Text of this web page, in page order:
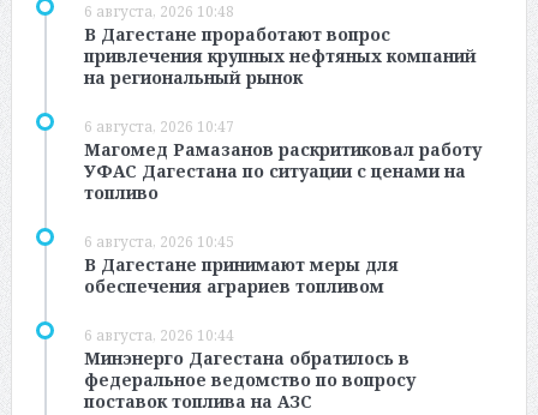
6 августа, 2026 10:48
В Дагестане проработают вопрос
привлечения крупных нефтяных компаний
на региональный рынок
6 августа, 2026 10:47
Магомед Рамазанов раскритиковал работу
УФАС Дагестана по ситуации с ценами на
топливо
6 августа, 2026 10:45
В Дагестане принимают меры для
обеспечения аграриев топливом
6 августа, 2026 10:44
Минэнерго Дагестана обратилось в
федеральное ведомство по вопросу
поставок топлива на АЗС